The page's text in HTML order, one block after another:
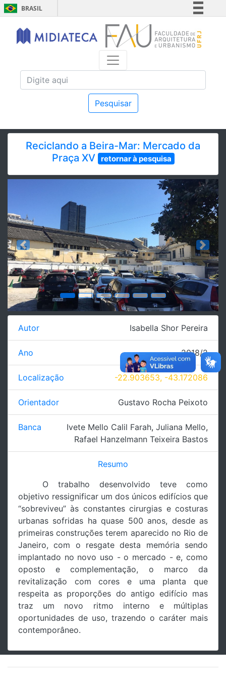
BRASIL
Simplifique!
Comunica BR
Acesso à informação
Pesquisar
Reciclando a Beira-Mar: Mercado da
Praça XV retornar à pesquisa
Previous Next
Autor Isabella Shor Pereira
Ano 2018/2
Localização -22.903653, -43.172086
Orientador Gustavo Rocha Peixoto
Banca Ivete Mello Calil Farah, Juliana Mello,
Rafael Hanzelmann Teixeira Bastos
Resumo
O trabalho desenvolvido teve como
objetivo ressignificar um dos únicos edifícios que
“sobreviveu” às constantes cirurgias e costuras
urbanas sofridas ha quase 500 anos, desde as
primeiras construções terem aparecido no Rio de
Janeiro, com o resgate desta memória sendo
implantado no novo uso - o mercado - e, como
oposto e complementação, o marco da
revitalização com cores e uma planta que
respeita as proporções do antigo edifício mas
traz um novo ritmo interno e múltiplas
oportunidades de uso, trazendo o caráter mais
contemporâneo.